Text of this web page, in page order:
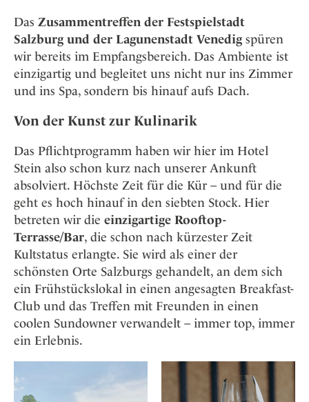
Das Zusammentreffen der Festspielstadt
Salzburg und der Lagunenstadt Venedigspüren
wir bereits im Empfangsbereich. Das Ambiente ist
einzigartig und begleitet uns nicht nur ins Zimmer
und ins Spa, sondern bis hinauf aufs Dach.
Von der Kunst zur Kulinarik
Das Pflichtprogramm haben wir hier im Hotel
Stein also schon kurz nach unserer Ankunft
absolviert. Höchste Zeit für die Kür – und für die
geht es hoch hinauf in den siebten Stock. Hier
betreten wir die einzigartige Rooftop-
Terrasse/Bar, die schon nach kürzester Zeit
Kultstatus erlangte. Sie wird als einer der
schönsten Orte Salzburgs gehandelt, an dem sich
ein Frühstückslokal in einen angesagten Breakfast-
Club und das Treffen mit Freunden in einen
coolen Sundowner verwandelt – immer top, immer
ein Erlebnis.